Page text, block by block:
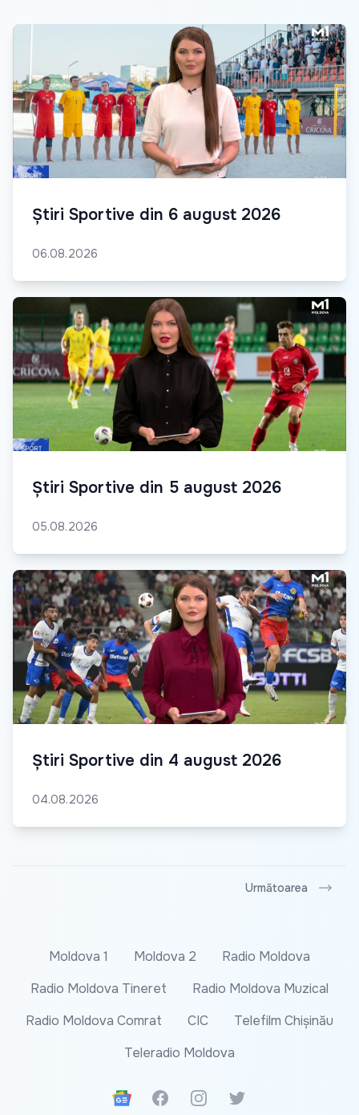
Știri Sportive din 6 august 2026
06.08.2026
Știri Sportive din 5 august 2026
05.08.2026
Știri Sportive din 4 august 2026
04.08.2026
Următoarea
Moldova 1 Moldova 2
Radio Moldova
Radio Moldova Tineret
Radio Moldova Muzical
Radio Moldova Comrat
CIC
Telefilm Chișinău
Teleradio Moldova
Google News
FacebookInstagramTwitter